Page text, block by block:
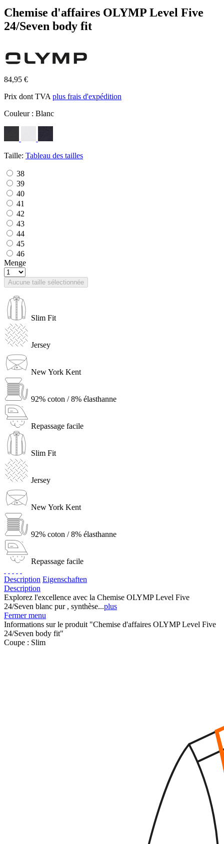
Chemise d'affaires OLYMP Level Five
24/Seven body fit
84,95 €
Prix dont TVA plus frais d'expédition
Couleur : Blanc
Taille: Tableau des tailles
38
39
40
41
42
43
44
45
46
Menge
Aucune taille sélectionnée
Slim Fit
Jersey
New York Kent
92% coton / 8% élasthanne
Repassage facile
Slim Fit
Jersey
New York Kent
92% coton / 8% élasthanne
Repassage facile
Description Eigenschaften
Description
Explorez l'excellence avec la Chemise OLYMP Level Five
24/Seven blanc pur , synthèse...plus
Fermer menu
Informations sur le produit "Chemise d'affaires OLYMP Level Five
24/Seven body fit"
Coupe : Slim